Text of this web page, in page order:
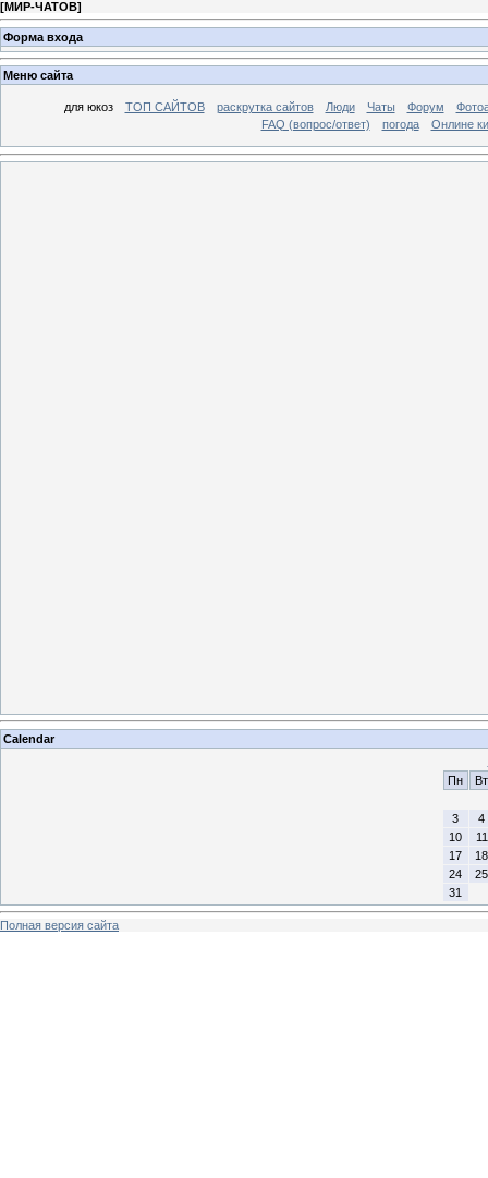
[МИР-ЧАТОВ]
Форма входа
Меню сайта
для юкоз ТОП САЙТОВ раскрутка сайтов Люди Чаты Форум
FAQ (вопрос/ответ)
погода Онлине
Calendar
Пн
Вт
3
4
10
11
17
18
24
25
31
Полная версия сайта